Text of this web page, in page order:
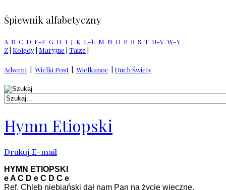
Śpiewnik alfabetyczny
A B C D E-F G H I J K L-Ł M N O P R S T U-V W-Y
Z Kolędy Maryjne Taize
Adwent| Wielki Post| Wielkanoc Duch Święty
Hymn Etiopski
Drukuj E-mail
HYMN ETIOPSKI
e A C D e C D C e
Ref. Chleb niebiański dał nam Pan na życie wieczne.